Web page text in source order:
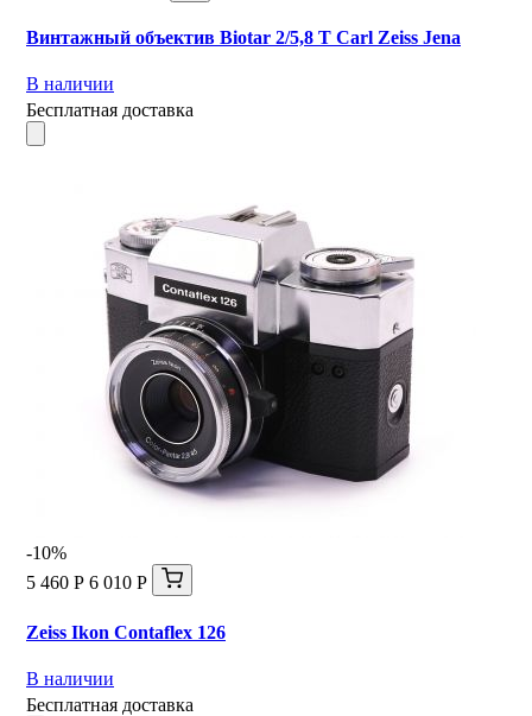
Винтажный объектив Biotar 2/5,8 T Carl Zeiss Jena
В наличии
Бесплатная доставка
-10%
5 460 Р 6 010 Р
Zeiss Ikon Contaflex 126
В наличии
Бесплатная доставка